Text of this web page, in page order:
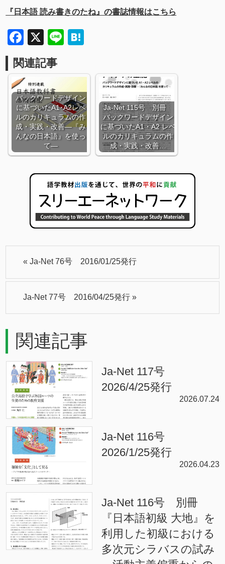
『日本語 読み書きのたね』の書誌情報はこちら
Facebook
X Line
関連記事
バックワードデザイン
に基づいたA1･A2レベ
ルのカリキュラムの作
成・実践・改善―『み
んなの日本語』を使っ
て―
Ja-Net 115号 別冊
バックワードデザイン
に基づいたA1・A2 レベ
ルのカリキュラムの作
成・実践・改善…
«Ja-Net 76号 2016/01/25発行
Ja-Net 77号 2016/04/25発行 »
関連記事
Ja-Net 117号
2026/4/25発行
2026.07.24
Ja-Net 116号
2026/1/25発行
2026.04.23
Ja-Net 116号 別冊
『日本語初級 大地』を
利用した初級における
多次元シラバスの試み